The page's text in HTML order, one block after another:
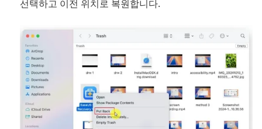
선택하고 이전 위치로 복원합니다.